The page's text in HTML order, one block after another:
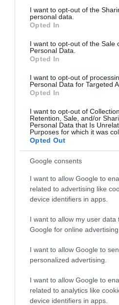
not limited to your visit or usage
grant or deny consent to Google
use your data for below
consent section.
I want to opt-out of the
personal data.
Opted In
I want to opt-out of the Sale
Personal Data.
Opted In
I want to opt-out of
Personal Data for Targeted
Opted In
I want to opt-out of
Retention, Sale, and/or
Personal Data that Is
Purposes for which it was
Opted Out
Google consents
I want to allow Google to
related to advertising like
device identifiers in apps.
I want to allow my user data
Google for online
I want to allow Google to
personalized advertising.
I want to allow Google to
related to analytics like
device identifiers in apps.
Kiderült, meddig tarthatók
Nem tarthatók biztonságban az
ideig. Egy idő után sérülhetnek az